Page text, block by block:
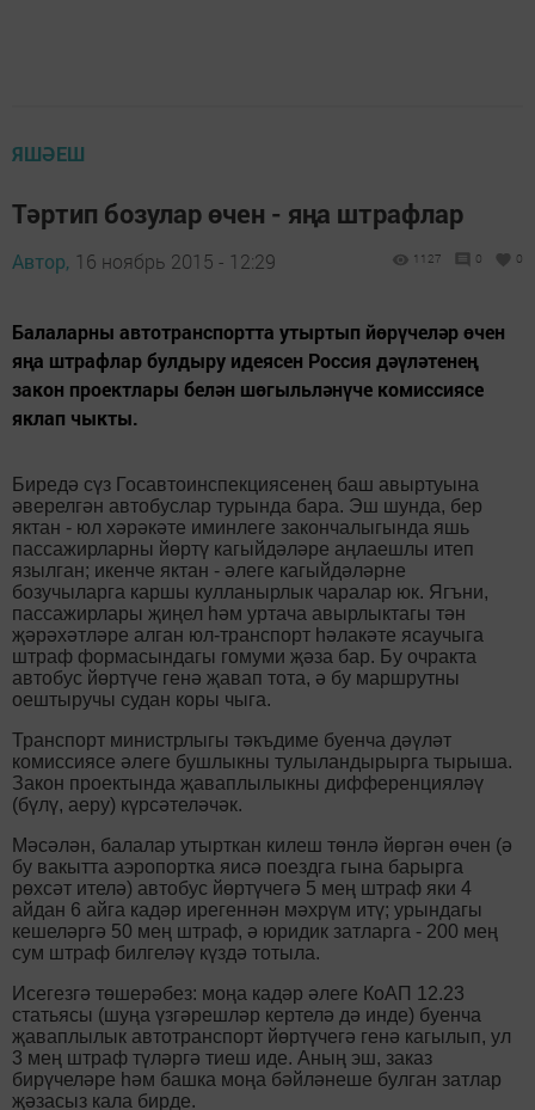
ЯШӘЕШ
Тәртип бозулар өчен - яңа штрафлар
Автор, 16 ноябрь 2015 - 12:29 1127 0 0
Балаларны автотранспортта утыртып йөрүчеләр өчен
яңа штрафлар булдыру идеясен Россия дәүләтенең
закон проектлары белән шөгыльләнүче комиссиясе
яклап чыкты.
Биредә сүз Госавтоинспекциясенең баш авыртуына
әверелгән автобуслар турында бара. Эш шунда, бер
яктан - юл хәрәкәте иминлеге закончалыгында яшь
пассажирларны йөртү кагыйдәләре аңлаешлы итеп
язылган; икенче яктан - әлеге кагыйдәләрне
бозучыларга каршы кулланырлык чаралар юк. Ягъни,
пассажирлары җиңел һәм уртача авырлыктагы тән
җәрәхәтләре алган юл-транспорт һәлакәте ясаучыга
штраф формасындагы гомуми җәза бар. Бу очракта
автобус йөртүче генә җавап тота, ә бу маршрутны
оештыручы судан коры чыга.
Транспорт министрлыгы тәкъдиме буенча дәүләт
комиссиясе әлеге бушлыкны тулыландырырга тырыша.
Закон проектында җаваплылыкны дифференцияләү
(бүлү, аеру) күрсәтеләчәк.
Мәсәлән, балалар утырткан килеш төнлә йөргән өчен (ә
бу вакытта аэропортка яисә поездга гына барырга
рөхсәт ителә) автобус йөртүчегә 5 мең штраф яки 4
айдан 6 айга кадәр ирегеннән мәхрүм итү; урындагы
кешеләргә 50 мең штраф, ә юридик затларга - 200 мең
сум штраф билгеләү күздә тотыла.
Исегезгә төшерәбез: моңа кадәр әлеге КоАП 12.23
статьясы (шуңа үзгәрешләр кертелә дә инде) буенча
җаваплылык автотранспорт йөртүчегә генә кагылып, ул
3 мең штраф түләргә тиеш иде. Аның эш, заказ
бирүчеләре һәм башка моңа бәйләнеше булган затлар
җәзасыз кала бирде.